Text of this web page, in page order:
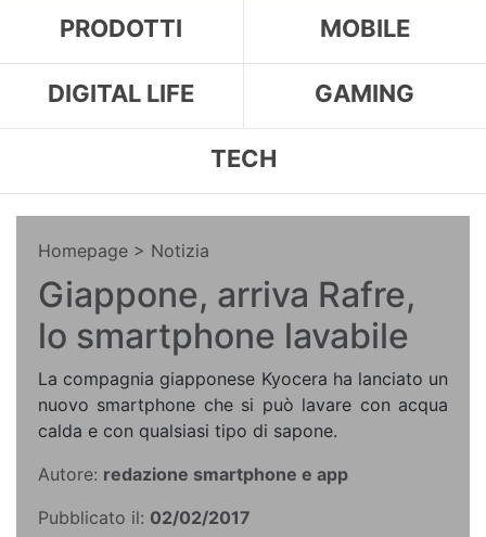
PRODOTTI MOBILE
DIGITAL LIFE GAMING
TECH
Homepage > Notizia
Giappone, arriva Rafre,
lo smartphone lavabile
La compagnia giapponese Kyocera ha lanciato un
nuovo smartphone che si può lavare con acqua
calda e con qualsiasi tipo di sapone.
Autore: redazione smartphone e app
Pubblicato il: 02/02/2017